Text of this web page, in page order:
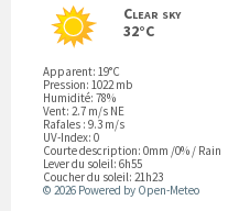
Clear sky
32°C
Apparent: 19°C
Pression: 1022 mb
Humidité: 78%
Vent: 2.7 m/s NE
Rafales : 9.3 m/s
UV-Index: 0
Courte description: 0mm /0% / Rain
Lever du soleil: 6h55
Coucher du soleil: 21h23
© 2026 Powered by Open-Meteo